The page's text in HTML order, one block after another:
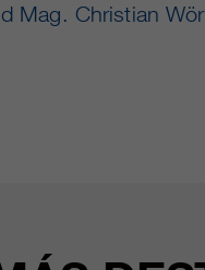
Mag. Christian